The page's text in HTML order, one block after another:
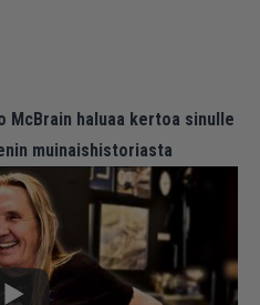
McBrain haluaa kertoa sinulle
muinaishistoriasta